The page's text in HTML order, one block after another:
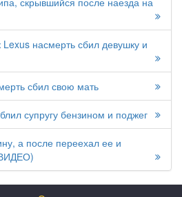
насмерть сбил девушку и
сбил свою мать
супругу бензином и поджег
а после переехал ее и